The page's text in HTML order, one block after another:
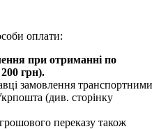
оплати:
при отриманні по
грн).
замовлення транспортними
(див. сторінку
переказу також